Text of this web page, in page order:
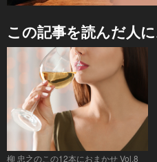
この記事を読んだ人
柳 忠之のこの12本におまかせ Vol.8